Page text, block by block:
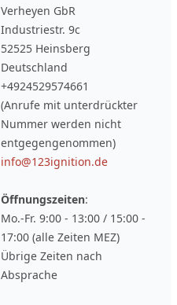
Verheyen GbR
Industriestr. 9c
52525 Heinsberg
Deutschland
+4924529574661
(Anrufe mit unterdrückter
Nummer werden nicht
entgegengenommen)
info@123ignition.de
Öffnungszeiten:
Mo.-Fr. 9:00 - 13:00 / 15:00 -
17:00 (alle Zeiten MEZ)
Übrige Zeiten nach
Absprache